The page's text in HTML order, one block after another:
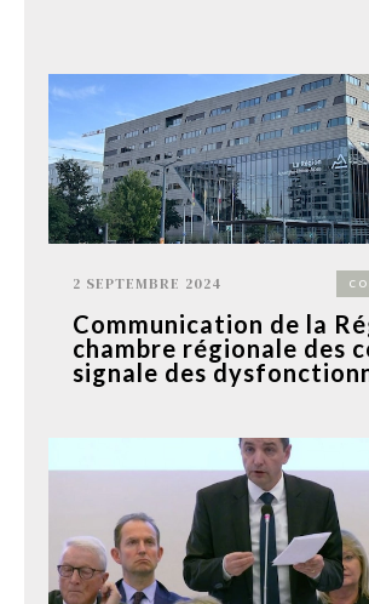
2 SEPTEMBRE 2024
Communication de la
chambre régionale des
signale des